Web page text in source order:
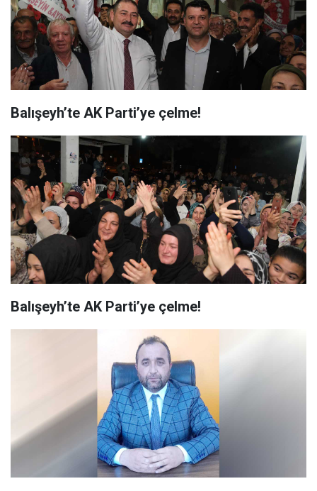
Balışeyh’te AK Parti’ye çelme!
Balışeyh’te AK Parti’ye çelme!